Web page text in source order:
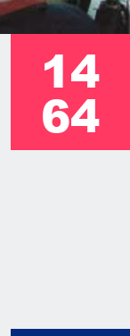
16
73